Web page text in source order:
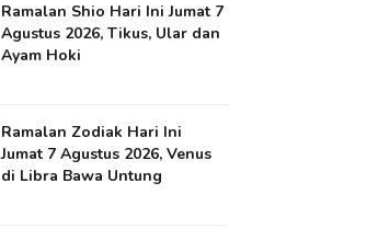
Ramalan Shio Hari Ini Jumat 7
Agustus 2026, Tikus, Ular dan
Ayam Hoki
Ramalan Zodiak Hari Ini
Jumat 7 Agustus 2026, Venus
di Libra Bawa Untung